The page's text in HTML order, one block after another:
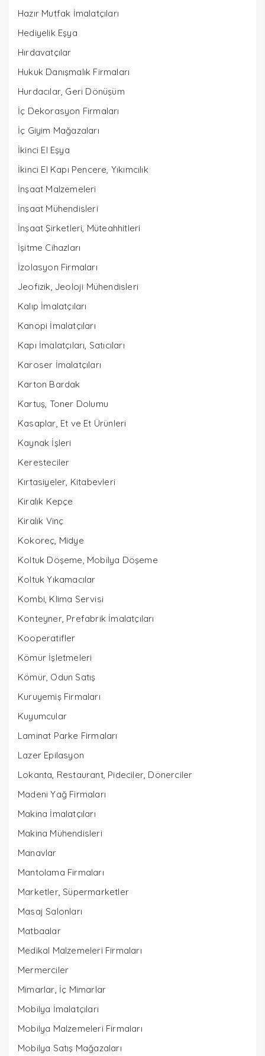
Hazır Mutfak İmalatçıları
Hediyelik Eşya
Hırdavatçılar
Hukuk Danışmalık Firmaları
Hurdacılar, Geri Dönüşüm
İç Dekorasyon Firmaları
İç Giyim Mağazaları
İkinci El Eşya
İkinci El Kapı Pencere, Yıkımcılık
İnşaat Malzemeleri
İnşaat Mühendisleri
İnşaat Şirketleri, Müteahhitleri
İşitme Cihazları
İzolasyon Firmaları
Jeofizik, Jeoloji Mühendisleri
Kalıp İmalatçıları
Kanopi İmalatçıları
Kapı İmalatçıları, Satıcıları
Karoser İmalatçıları
Karton Bardak
Kartuş, Toner Dolumu
Kasaplar, Et ve Et Ürünleri
Kaynak İşleri
Keresteciler
Kırtasiyeler, Kitabevleri
Kiralık Kepçe
Kiralık Vinç
Kokoreç, Midye
Koltuk Döşeme, Mobilya Döşeme
Koltuk Yıkamacılar
Kombi, Klima Servisi
Konteyner, Prefabrik İmalatçıları
Kooperatifler
Kömür İşletmeleri
Kömür, Odun Satış
Kuruyemiş Firmaları
Kuyumcular
Laminat Parke Firmaları
Lazer Epilasyon
Lokanta, Restaurant, Pideciler, Dönerciler
Madeni Yağ Firmaları
Makina İmalatçıları
Makina Mühendisleri
Manavlar
Mantolama Firmaları
Marketler, Süpermarketler
Masaj Salonları
Matbaalar
Medikal Malzemeleri Firmaları
Mermerciler
Mimarlar, İç Mimarlar
Mobilya İmalatçıları
Mobilya Malzemeleri Firmaları
Mobilya Satış Mağazaları